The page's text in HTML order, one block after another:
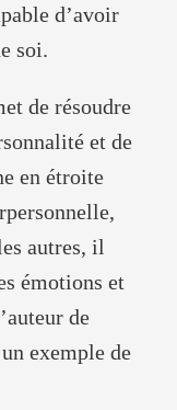
d’avoir
soi.
de résoudre
et de
en étroite
autres, il
émotions et
de
exemple de